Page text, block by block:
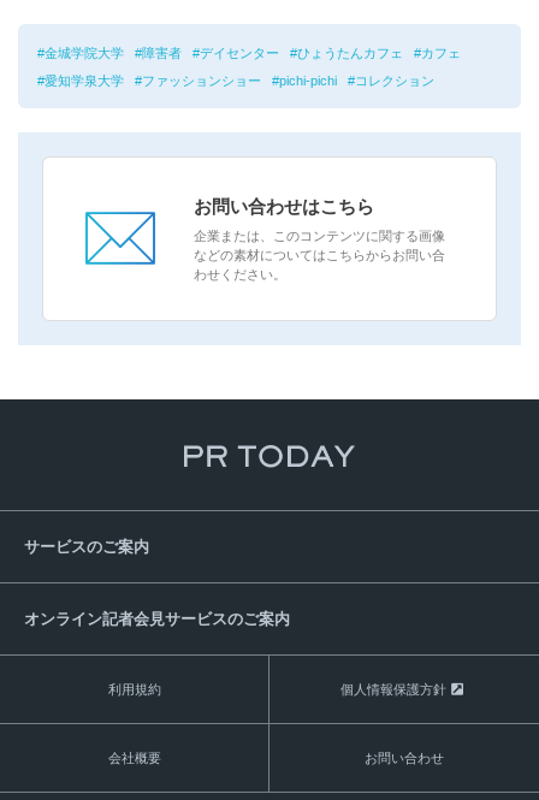
金城学院大学 障害者 デイセンター ひょうたんカフェ
カフェ
愛知学泉大学
ファッションショー pichi-pichi コレクション
お問い合わせはこちら
企業または、このコンテンツに関する画像
などの素材についてはこちらからお問い合
わせください。
サービスのご案内
オンライン記者会見サービスのご案内
利用規約 個人情報保護方針
会社概要 お問い合わせ